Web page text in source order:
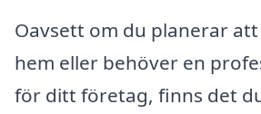
Oavsett om du planerar
hem eller behöver en
för ditt företag, finns det